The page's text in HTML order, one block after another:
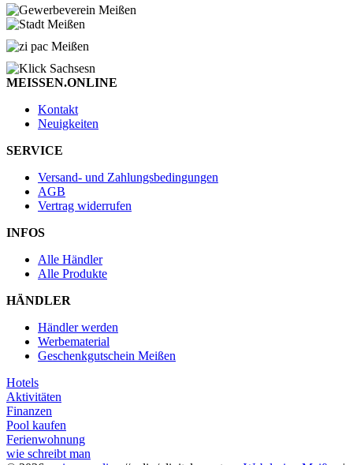
MEISSEN.ONLINE
Kontakt
Neuigkeiten
SERVICE
Versand- und Zahlungsbedingungen
AGB
Vertrag widerrufen
INFOS
Alle Händler
Alle Produkte
HÄNDLER
Händler werden
Werbematerial
Geschenkgutschein Meißen
Hotels
Aktivitäten
Finanzen
Pool kaufen
Ferienwohnung
wie schreibt man